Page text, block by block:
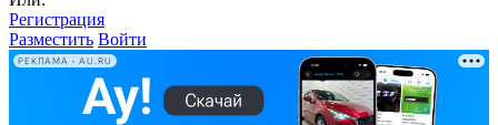
Регистрация
Разместить Войти
РЕКЛАМА • AU.RU